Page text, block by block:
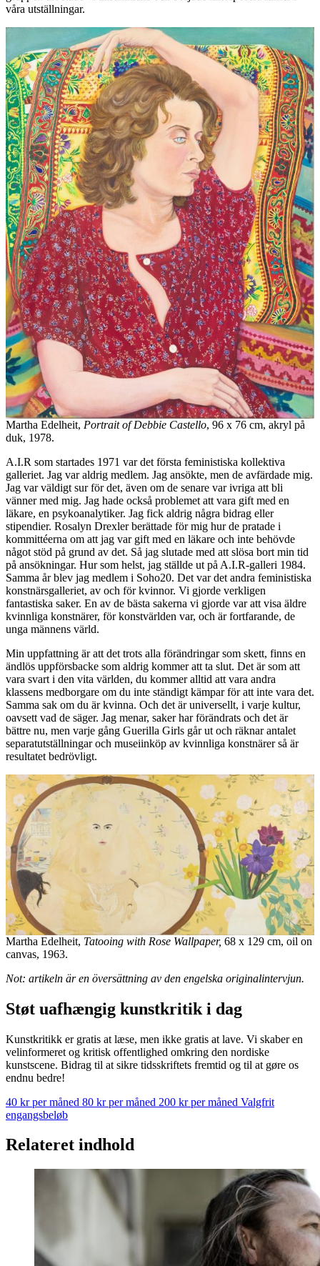
våra utställningar.
Martha Edelheit, Portrait of Debbie Castello, 96 x 76 cm, akryl på
duk, 1978.
A.I.R som startades 1971 var det första feministiska kollektiva
galleriet. Jag var aldrig medlem. Jag ansökte, men de avfärdade mig.
Jag var väldigt sur för det, även om de senare var ivriga att bli
vänner med mig. Jag hade också problemet att vara gift med en
läkare, en psykoanalytiker. Jag fick aldrig några bidrag eller
stipendier. Rosalyn Drexler berättade för mig hur de pratade i
kommittéerna om att jag var gift med en läkare och inte behövde
något stöd på grund av det. Så jag slutade med att slösa bort min tid
på ansökningar. Hur som helst, jag ställde ut på A.I.R-galleri 1984.
Samma år blev jag medlem i Soho20. Det var det andra feministiska
konstnärsgalleriet, av och för kvinnor. Vi gjorde verkligen
fantastiska saker. En av de bästa sakerna vi gjorde var att visa äldre
kvinnliga konstnärer, för konstvärlden var, och är fortfarande, de
unga männens värld.
Min uppfattning är att det trots alla förändringar som skett, finns en
ändlös uppförsbacke som aldrig kommer att ta slut. Det är som att
vara svart i den vita världen, du kommer alltid att vara andra
klassens medborgare om du inte ständigt kämpar för att inte vara det.
Samma sak om du är kvinna. Och det är universellt, i varje kultur,
oavsett vad de säger. Jag menar, saker har förändrats och det är
bättre nu, men varje gång Guerilla Girls går ut och räknar antalet
separatutställningar och museiinköp av kvinnliga konstnärer så är
resultatet bedrövligt.
Martha Edelheit, Tatooing with Rose Wallpaper, 68 x 129 cm, oil on
canvas, 1963.
Not: artikeln är en översättning av den engelska originalintervjun.
Støt uafhængig kunstkritik i dag
Kunstkritikk er gratis at læse, men ikke gratis at lave. Vi skaber en
velinformeret og kritisk offentlighed omkring den nordiske
kunstscene. Bidrag til at sikre tidsskriftets fremtid og til at gøre os
endnu bedre!
40 kr per måned 80 kr per måned 200 kr per måned Valgfrit
engangsbeløb
Relateret indhold